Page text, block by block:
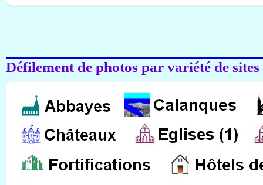
Défilement de photos par variété de